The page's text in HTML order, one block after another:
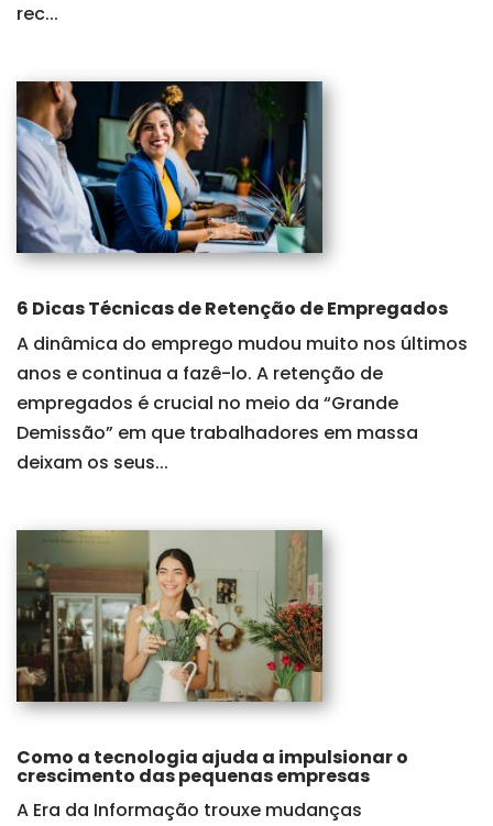
rec...
6 Dicas Técnicas de Retenção de Empregados
A dinâmica do emprego mudou muito nos últimos
anos e continua a fazê-lo. A retenção de
empregados é crucial no meio da “Grande
Demissão” em que trabalhadores em massa
deixam os seus...
Como a tecnologia ajuda a impulsionar o
crescimento das pequenas empresas
A Era da Informação trouxe mudanças